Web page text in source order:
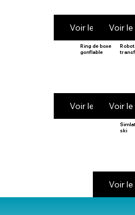
Voir le produit
Voir
Ring de boxe
gonflable
Voir le produit
Voir
ski
Voir